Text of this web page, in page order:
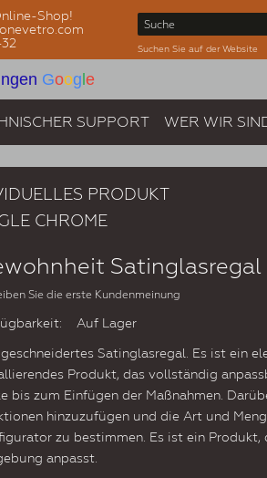
Shop!
Suchen Sie auf der Website
Goog e
SUPPORT WER WIR
PRODUKT
CHROME
Satinglasregal
Sie die erste Kundenmeinung
Auf Lager
Satinglasregal. Es ist ein
Produkt, das vollständig
bis zum Einfügen der Maßnahmen.
hinzuzufügen und die Art und
zu bestimmen. Es ist ein Produkt,
anpasst.